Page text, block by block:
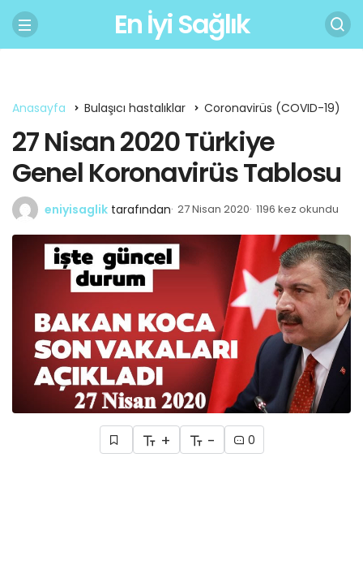
En İyi Sağlık
Anasayfa Bulaşıcı hastalıklar Coronavirüs (COVID-19)
27 Nisan 2020 Türkiye
Genel Koronavirüs Tablosu
eniyisaglik tarafından 27 Nisan 2020 1196 kez okundu
+ - 0